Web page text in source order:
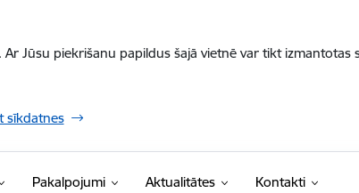
Jūsu piekrišanu papildus šajā vietnē var tikt izmantotas
sīkdatnes
Pakalpojumi Aktualitātes Kontakti